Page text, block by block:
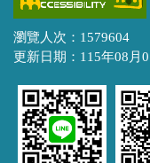
瀏覽人次：1579604
更新日期：115年08月